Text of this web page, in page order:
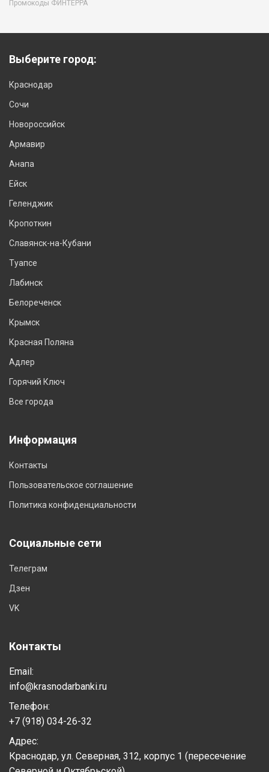
Промокоды ФИНТЕРРА
Выберите город:
Краснодар
Сочи
Новороссийск
Армавир
Анапа
Ейск
Геленджик
Кропоткин
Славянск-на-Кубани
Туапсе
Лабинск
Белореченск
Крымск
Красная Поляна
Адлер
Горячий Ключ
Все города
Информация
Контакты
Пользовательское соглашение
Политика конфиденциальности
Социальные сети
Телеграм
Дзен
VK
Контакты
Email:
info@krasnodarbanki.ru
Телефон:
+7 (918) 034-26-32
Адрес:
Краснодар, ул. Северная, 312, корпус 1 (пересечение